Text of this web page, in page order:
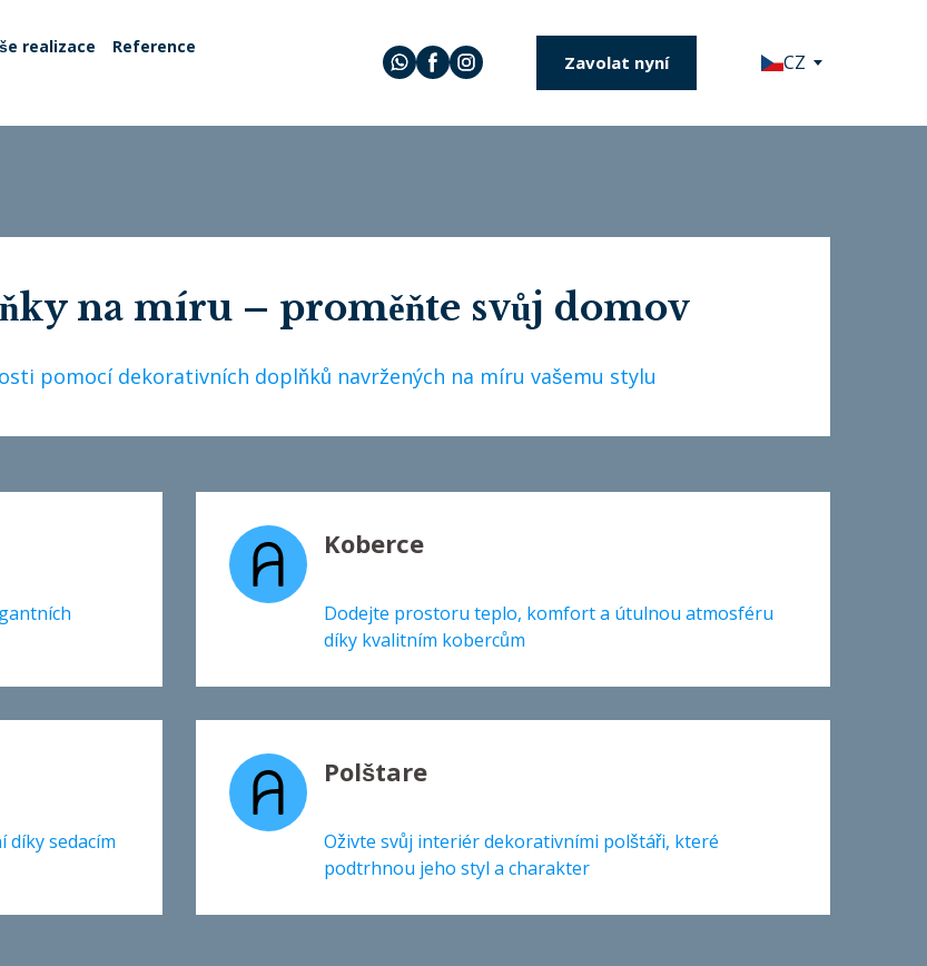
realizace
Reference
Zavolat nyní CZ
na míru – proměňte svůj domov
pomocí dekorativních doplňků navržených na míru vašemu stylu
Koberce
Dodejte prostoru teplo, komfort a útulnou atmosféru
díky kvalitním kobercům
díky sedacím
Polštare
Oživte svůj interiér dekorativními polštáři, které
podtrhnou jeho styl a charakter